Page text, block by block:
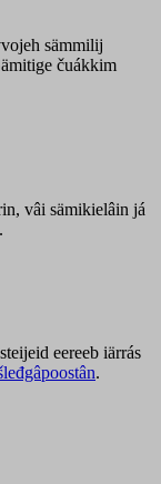
sämmilij
čuákkim
vâi sämikielâin já
eereeb iärrás
.